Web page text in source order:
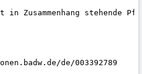
Zusammenhang stehende
de/003392789